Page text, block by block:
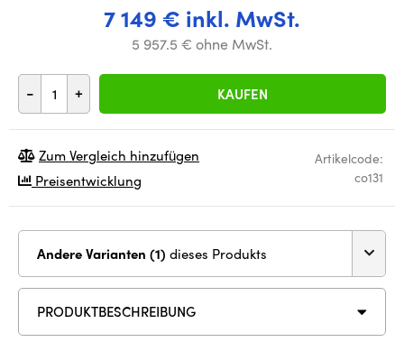
7 149 € inkl. MwSt.
5 957.5 € ohne MwSt.
- + KAUFEN
Artikelcode:
co131
Zum Vergleich hinzufügen
Preisentwicklung
Andere Varianten (1) dieses Produkts
PRODUKTBESCHREIBUNG